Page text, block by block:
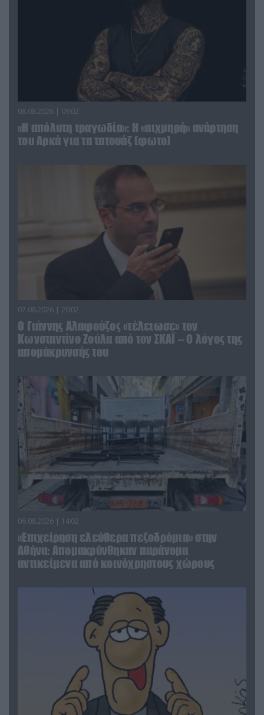
08.08.2026 | 09:02
«Η απόλυτη τραγωδία»: Η «αιχμηρή» ανάρτηση
του Αρκά για τα τατουάζ (φωτο)
07.08.2026 | 20:02
Ο Γιάννης Αλαφούζος «τέλειωσε» τον
Κωνσταντίνο Ζούλα από τον ΣΚΑΪ – Ο λόγος της
απομάκρυνσής του
06.08.2026 | 14:02
«Επιχείρηση ελεύθερα πεζοδρόμια» στην
Αθήνα: Απομακρύνθηκαν παράνομα
αντικείμενα από κοινόχρηστους χώρους